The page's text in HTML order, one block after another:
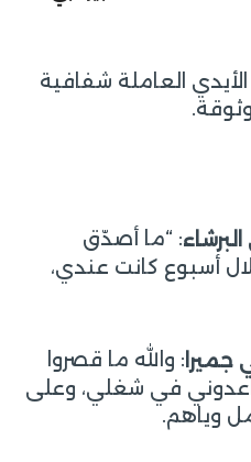
العاملة شفافية
: “ما أصدّق
أسبوع كانت عندي،
جميرا : والله ما قصروا
في شغلي، وعلى
وياهم.